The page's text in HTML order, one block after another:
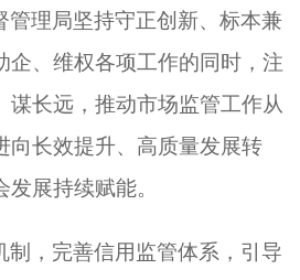
管理局坚持守正创新、标本兼
企、维权各项工作的同时，注
谋长远，推动市场监管工作从
向长效提升、高质量发展转
展持续赋能。
制，完善信用监管体系，引导